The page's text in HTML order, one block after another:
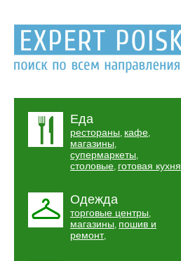
Еда
рестораны, кафе,
магазины,
супермаркеты,
столовые, готовая кухня
Одежда
торговые центры,
магазины, пошив и
ремонт,